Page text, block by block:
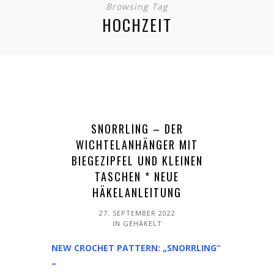
Browsing Tag
HOCHZEIT
SNORRLING – DER
WICHTELANHÄNGER MIT
BIEGEZIPFEL UND KLEINEN
TASCHEN * NEUE
HÄKELANLEITUNG
27. SEPTEMBER 2022
IN GEHÄKELT
NEW CROCHET PATTERN: „SNORRLING“
–